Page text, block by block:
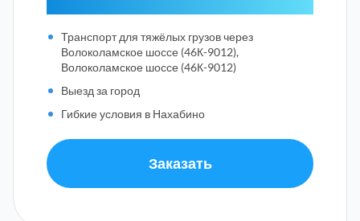
Транспорт для тяжёлых грузов через
Волоколамское шоссе (46К-9012),
Волоколамское шоссе (46К-9012)
Выезд за город
Гибкие условия в Нахабино
Заказать